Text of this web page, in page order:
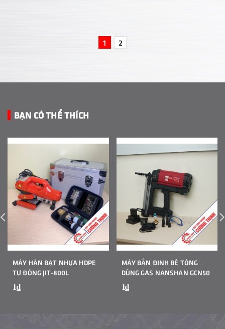
1 2
BẠN CÓ THỂ THÍCH
MÁY HÀN BẠT NHỰA HDPE
TỰ ĐỘNG JIT-800L
1₫
MÁY BẮN ĐINH BÊ TÔNG
DÙNG GAS NANSHAN GCN50
1₫